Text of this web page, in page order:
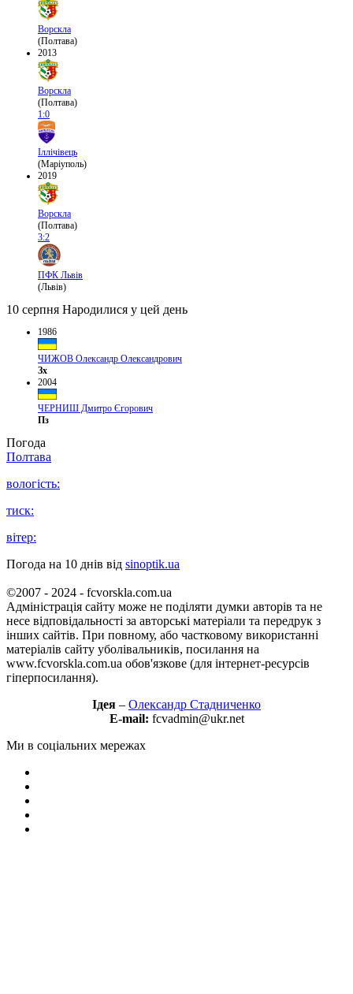
Ворскла
(Полтава)
2013
Ворскла
(Полтава)
1:0
Іллічівець
(Маріуполь)
2019
Ворскла
(Полтава)
3:2
ПФК Львів
(Львів)
10 серпня Народилися у цей день
1986
ЧИЖОВ Олександр Олександрович
Зх
2004
ЧЕРНИШ Дмитро Єгорович
Пз
Погода
Полтава
вологість:
тиск:
вітер:
Погода на 10 днів від sinoptik.ua
©2007 - 2024 - fcvorskla.com.ua
Адміністрація сайту може не поділяти думки авторів та не
несе відповідальності за авторські матеріали та передрук з
інших сайтів. При повному, або частковому використанні
матеріалів сайту уболівальників, посилання на
www.fcvorskla.com.ua обов'язкове (для інтернет-ресурсів
гіперпосилання).
Ідея – Олександр Стадниченко
E-mail: fcvadmin@ukr.net
Ми в соціальних мережах